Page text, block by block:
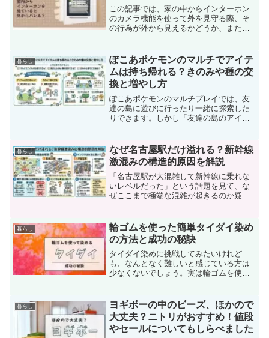
この記事では、家の中からインターホン
のカメラ機能を使って外を見守る際、そ
の行為が外から見えるかどうか、また室
う際に気を付けるべき光の漏れや音の対
策も紹介しています。
暮らし
ぽこあポケモンのマルチでアイテ
ムは持ち帰れる？きのみや種の交
換と増やし方
ぽこあポケモンのマルチプレイでは、友
達の島に遊びに行ったり一緒に探索した
りできます。しかし「友達の島のアイテ
はないでしょうか。実際には、マルチプ
レイでは資源の扱いにいく...
暮らし
なぜ名古屋駅だけ溢れる？新幹線
激混みの構造的原因を解説
「名古屋駅が大混雑して新幹線に乗れな
いレベルだった」という話題を見て、な
ぜここまで極端な混雑が起きるのか疑問
に、駅全体が溢れかえるような状況はあ
まり見かけません。その違いは...
暮らし
輪ゴムを使った簡単タイダイ染め
の方法と成功の秘訣
タイダイ染めに挑戦してみたいけれど
も、なんとなく難しいと感じている方は
少なくないでしょう。実は輪ゴムを使う
心者でも手軽に挑戦できるタイダイ染め
の方法と、輪ゴムを活用した...
暮らし
ヨギボーの中のビーズ、ほかので
大丈夫？ニトリがおすすめ！値段
やセールについてもしらべました